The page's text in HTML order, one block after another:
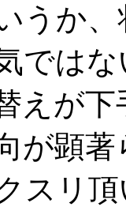
うか
では
えが
が顕
スリ